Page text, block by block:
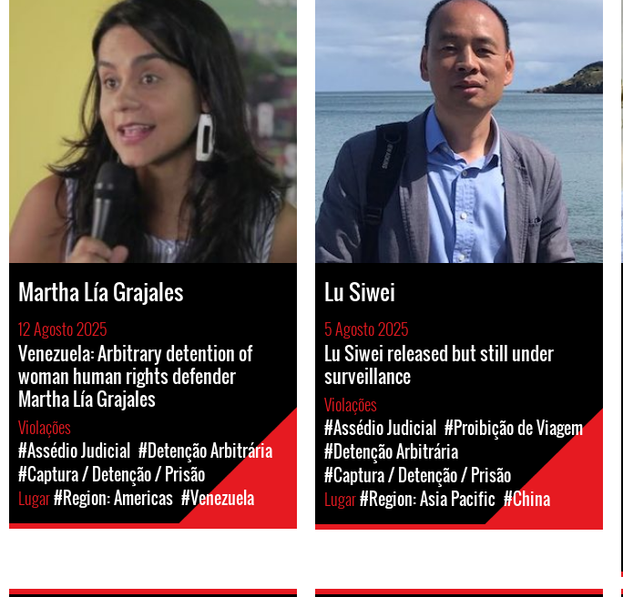
Martha Lía Grajales
12 Agosto 2025
Venezuela: Arbitrary detention of
woman human rights defender
Martha Lía Grajales
Violações
#Assédio Judicial #Detenção Arbitrária
#Captura / Detenção / Prisão
Lugar#Region: Americas #Venezuela
Lu Siwei
5 Agosto 2025
Lu Siwei released but still under
surveillance
Violações
#Assédio Judicial #Proibição de Viagem
#Detenção Arbitrária
#Captura / Detenção / Prisão
Lugar#Region: Asia Pacific #China